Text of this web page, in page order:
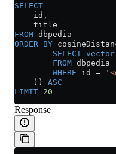
SELECT
    id,
    title
FROM dbpedia
ORDER BY
        SELECT
vector
        FROM
dbpedia
        WHERE
id =
    ))
ASC
LIMIT 20
Response